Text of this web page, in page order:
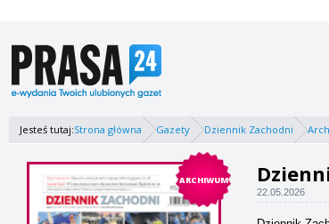
Jesteś tutaj:Strona główna Gazety Dziennik Zachodni
ARCHIWUM
22.05.2026